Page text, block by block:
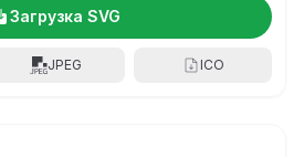
Загрузка SVG
JPEG ICO